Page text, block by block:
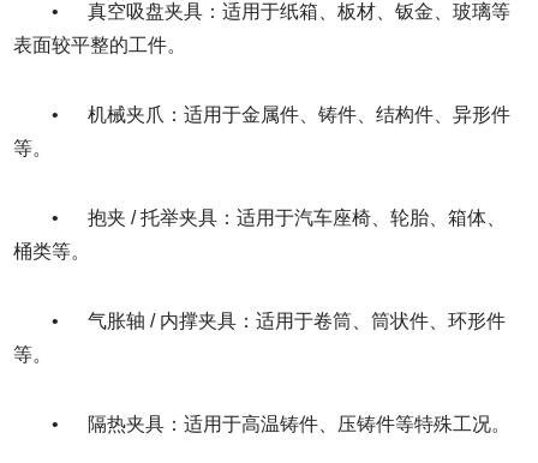
• 真空吸盘夹具：适用于纸箱、板材、钣金、玻璃等
表面较平整的工件。
• 机械夹爪：适用于金属件、铸件、结构件、异形件
等。
• 抱夹 / 托举夹具：适用于汽车座椅、轮胎、箱体、
桶类等。
• 气胀轴 / 内撑夹具：适用于卷筒、筒状件、环形件
等。
• 隔热夹具：适用于高温铸件、压铸件等特殊工况。